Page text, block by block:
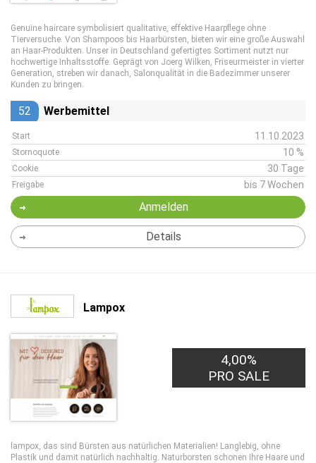
Genuine haircare symbolisiert qualitative, effektive Haarpflege ohne
Tierversuche. Von Shampoos bis Haarbürsten, bieten wir eine große Auswahl
an Haar-Produkten. Unser in Deutschland gefertigtes Sortiment nutzt nur
hochwertige Inhaltsstoffe. Geprägt von Joerg Wilken, Friseurmeister in vierter
Generation, streben wir danach, Salonqualität in die Badezimmer unserer
Kunden zu bringen.
52 Werbemittel
Start 11.10.2023
Stornoquote 10 %
Cookie 30 Tage
Freigabe bis 7 Wochen
Anmelden
Details
Lampox
4,00%
PRO SALE
lampox, das sind Bürsten aus natürlichen Materialien! Langlebig, ohne
Plastik und damit natürlich nachhaltig. Naturborsten schonen Ihre Haare und